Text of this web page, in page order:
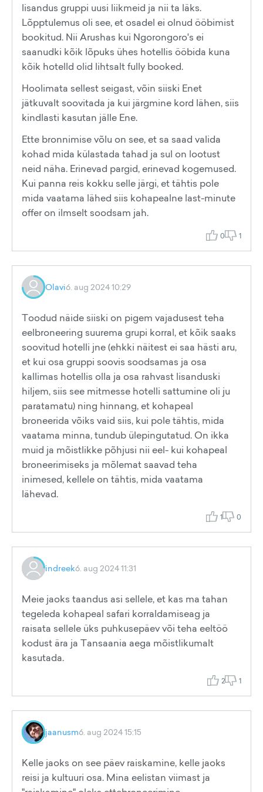
lisandus gruppi uusi liikmeid ja nii ta läks.
Lõpptulemus oli see, et osadel ei olnud ööbimist
bookitud. Nii Arushas kui Ngorongoro's ei
saanudki kõik lõpuks ühes hotellis ööbida kuna
kõik hotelld olid lihtsalt fully booked.
Hoolimata sellest seigast, võin siiski Enet
jätkuvalt soovitada ja kui järgmine kord lähen, siis
kindlasti kasutan jälle Ene.
Ette bronnimise võlu on see, et sa saad valida
kohad mida külastada tahad ja sul on lootust
neid näha. Erinevad pargid, erinevad kogemused.
Kui panna reis kokku selle järgi, et tähtis pole
mida vaatama lähed siis kohapealne last-minute
offer on ilmselt soodsam jah.
0 1
Olavi6. aug 2024 10:29
Toodud näide siiski on pigem vajadusest teha
eelbroneering suurema grupi korral, et kõik saaks
soovitud hotelli jne (ehkki näitest ei saa hästi aru,
et kui osa gruppi soovis soodsamas ja osa
kallimas hotellis olla ja osa rahvast lisanduski
hiljem, siis see mitmesse hotelli sattumine oli ju
paratamatu) ning hinnang, et kohapeal
broneerida võiks vaid siis, kui pole tähtis, mida
vaatama minna, tundub ülepingutatud. On ikka
muid ja mõistlikke põhjusi nii eel- kui kohapeal
broneerimiseks ja mõlemat saavad teha
inimesed, kellele on tähtis, mida vaatama
lähevad.
1 0
indreek6. aug 2024 11:31
Meie jaoks taandus asi sellele, et kas ma tahan
tegeleda kohapeal safari korraldamiseag ja
raisata sellele üks puhkusepäev või teha eeltöö
kodust ära ja Tansaania aega mõistlikumalt
kasutada.
2 1
jaanusm6. aug 2024 15:15
Kelle jaoks on see päev raiskamine, kelle jaoks
reisi ja kultuuri osa. Mina eelistan viimast ja